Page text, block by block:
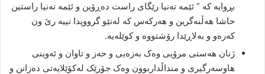
بڕوایە کە ” ئێمە تەنیا رێگای راست دەڕۆین و ئێمە تەنیا راستین
حاشا هەڵنەگرین و هەرکەس کە لەنێو گرووپدا نییە رێ ون
کەرەو و بەلاڕێدا رۆشتووە و کوێلەیە.
ژنان هەستی مرۆیی وەک بەزەیی و حەز و تاوان و ئەوینی
هاوسەرگیری و منداڵداربوون وەک جۆرێک لەکۆێلایەتی دەزانن و